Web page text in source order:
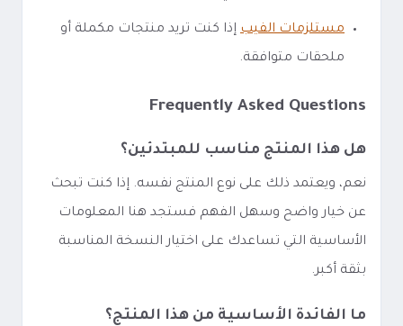
مستلزمات الفيب إذا كنت تريد منتجات مكملة أو
ملحقات متوافقة.
Frequently Asked Questions
هل هذا المنتج مناسب للمبتدئين؟
نعم، ويعتمد ذلك على نوع المنتج نفسه. إذا كنت تبحث
عن خيار واضح وسهل الفهم فستجد هنا المعلومات
الأساسية التي تساعدك على اختيار النسخة المناسبة
بثقة أكبر.
ما الفائدة الأساسية من هذا المنتج؟